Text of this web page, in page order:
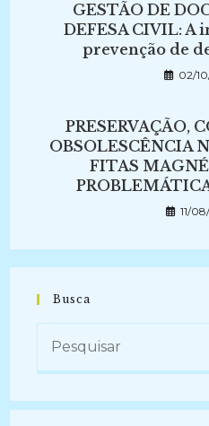
GESTÃO DE
DEFESA CIVIL:
prevenção de
02/
PRESERVAÇÃO,
OBSOLESCÊNCIA
FITAS
11/
Busca